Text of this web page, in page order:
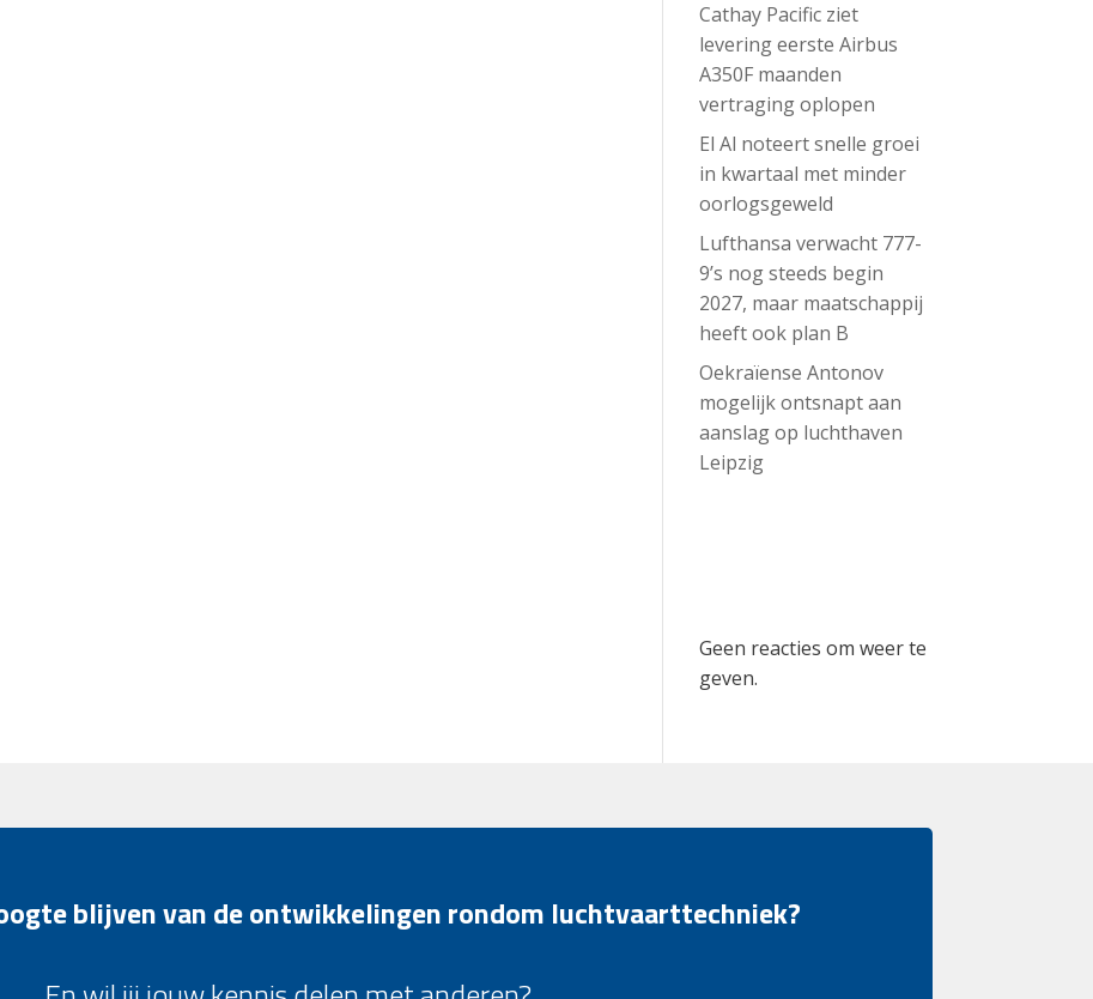
Cathay Pacific ziet
levering eerste Airbus
A350F maanden
vertraging oplopen
El Al noteert snelle groei
in kwartaal met minder
oorlogsgeweld
Lufthansa verwacht 777-
9’s nog steeds begin
2027, maar maatschappij
heeft ook plan B
Oekraïense Antonov
mogelijk ontsnapt aan
aanslag op luchthaven
Leipzig
Geen reacties om weer te
geven.
blijven van de ontwikkelingen rondom luchtvaarttechniek?